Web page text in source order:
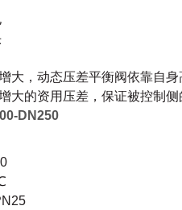
大，动态压差平衡阀依靠自身
大的资用压差，保证被控制侧
DN250